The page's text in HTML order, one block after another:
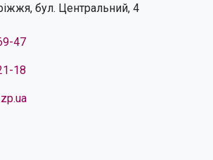
бул. Центральний, 4
47
18